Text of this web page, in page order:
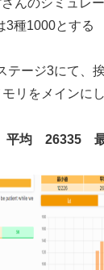
種1000とする
テージ3にて、
リをメインにし
平均 26335